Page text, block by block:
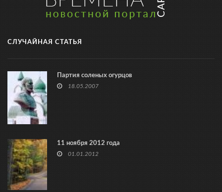
СЛУЧАЙНАЯ СТАТЬЯ
Партия соленых огурцов
18.05.2007
11 ноября 2012 года
01.01.2012